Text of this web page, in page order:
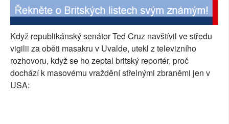
SOCIÁLNÍ SÍTĚ
RUBRIKY
PLNÁ VERZE STRÁNEK
Když republikánský senátor Ted Cruz navštívil ve středu
vigilii za oběti masakru v Uvalde, utekl z televizního
rozhovoru, když se ho zeptal britský reportér, proč
dochází k masovému vraždění střelnými zbraněmi jen v
USA: